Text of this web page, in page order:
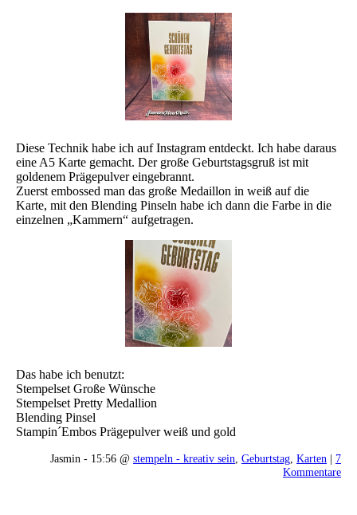
Diese Technik habe ich auf Instagram entdeckt. Ich habe daraus
eine A5 Karte gemacht. Der große Geburtstagsgruß ist mit
goldenem Prägepulver eingebrannt.
Zuerst embossed man das große Medaillon in weiß auf die
Karte, mit den Blending Pinseln habe ich dann die Farbe in die
einzelnen „Kammern“ aufgetragen.
Das habe ich benutzt:
Stempelset Große Wünsche
Stempelset Pretty Medallion
Blending Pinsel
Stampin´Embos Prägepulver weiß und gold
Jasmin - 15:56 @ stempeln - kreativ sein Geburtstag Karten | 7
Kommentare